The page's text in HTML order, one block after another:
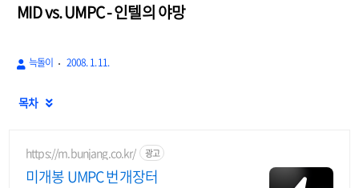
MID vs. UMPC - 인텔의 야망
늑돌이 2008. 1. 11.
목차 
https://m.bunjang.co.kr/ 광고
미개봉 UMPC 번개장터